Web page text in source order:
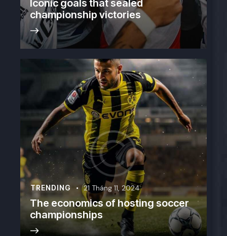
Iconic goals that sealed
championship victories
TRENDING 21 Tháng 11, 2024
The economics of hosting soccer
championships